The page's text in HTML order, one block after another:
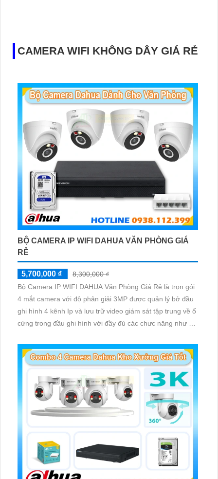
CAMERA WIFI KHÔNG DÂY GIÁ RẺ
BỘ CAMERA IP WIFI DAHUA VĂN PHÒNG GIÁ
RẺ
5,700,000 ₫
8,300,000 ₫
Bộ Camera IP WIFI DAHUA Văn Phòng Giá Rẻ là trọn gói
4 mắt camera với độ phân giải 3MP được quản lý bở đầu
ghi hình 4 kênh Ip và lưu trữ video giám sát tập trung về ổ
cứng trong đầu ghi hình với đầy đủ các chưc năng như AI
giám sát có màu vào ban đêm